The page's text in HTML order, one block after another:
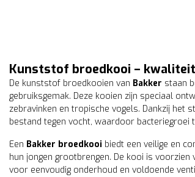
Kunststof broedkooi –
De kunststof broedkooien van Bakker staan
gebruiksgemak. Deze kooien zijn speciaal
zebravinken en tropische vogels. Dankzij het
bestand tegen vocht, waardoor
Een Bakker broedkooi biedt een veilige en
hun jongen grootbrengen. De kooi is
voor eenvoudig onderhoud en voldoende